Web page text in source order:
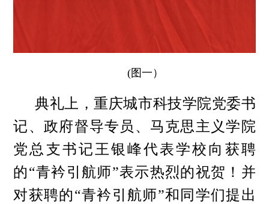
(图一）
典礼上，重庆城市科技学院党委书
记、政府督导专员、马克思主义学院
党总支书记王银峰代表学校向获聘
的“青衿引航师”表示热烈的祝贺！并
对获聘的“青衿引航师”和同学们提出